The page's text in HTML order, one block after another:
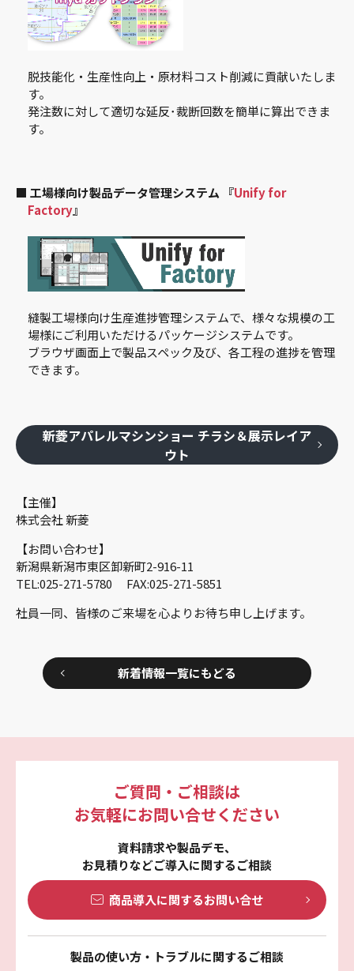
脱技能化・生産性向上・原材料コスト削減に貢献いたしま
す。
発注数に対して適切な延反･裁断回数を簡単に算出できま
す。
■ 工場様向け製品データ管理システム 『Unify for
Factory』
縫製工場様向け生産進捗管理システムで、様々な規模の工
場様にご利用いただけるパッケージシステムです。
ブラウザ画面上で製品スペック及び、各工程の進捗を管理
できます。
新菱アパレルマシンショー チラシ＆展示レイア
ウト
【主催】
株式会社 新菱
【お問い合わせ】
新潟県新潟市東区卸新町2-916-11
TEL:025-271-5780 FAX:025-271-5851
社員一同、皆様のご来場を心よりお待ち申し上げます。
新着情報一覧にもどる
ご質問・ご相談は
お気軽にお問い合せください
資料請求や製品デモ、
お見積りなどご導入に関するご相談
商品導入に関するお問い合せ
製品の使い方・トラブルに関するご相談